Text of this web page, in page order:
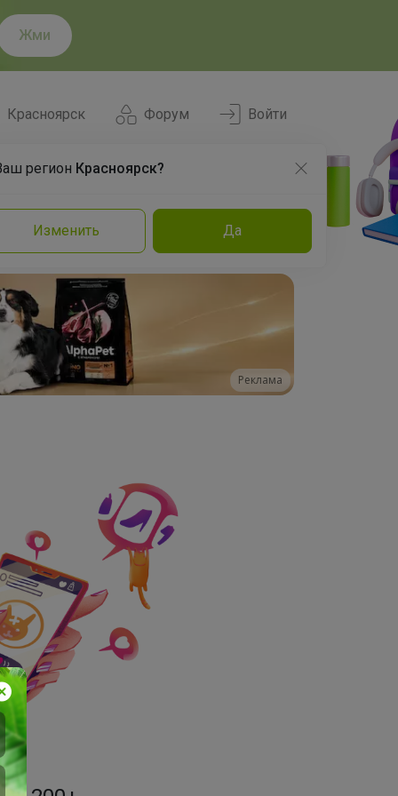
Жми
Форум
Красноярск
регион Красноярск?
Изменить Да
Войти
Команда Эксперты
Реклама